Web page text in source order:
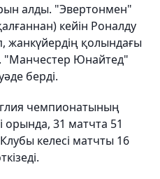
алды. "Эвертонмен"
кейін Роналду
жанкүйердің қолындағы
"Манчестер Юнайтед"
берді.
чемпионатының
орында, 31 матчта 51
келесі матчты 16